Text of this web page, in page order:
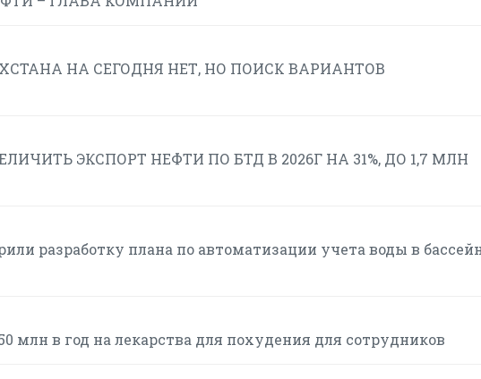
НА СЕГОДНЯ НЕТ, НО ПОИСК ВАРИАНТОВ
ЭКСПОРТ НЕФТИ ПО БТД В 2026Г НА 31%, ДО 1,7 МЛН
разработку плана по автоматизации учета воды в
млн в год на лекарства для похудения для сотрудников